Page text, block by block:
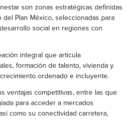
son zonas estratégicas definidas
Plan México, seleccionadas para
social en regiones con
integral que articula
formación de talento, vivienda y
ordenado e incluyente.
ventajas competitivas, entre las que
para acceder a mercados
como su conectividad carretera,